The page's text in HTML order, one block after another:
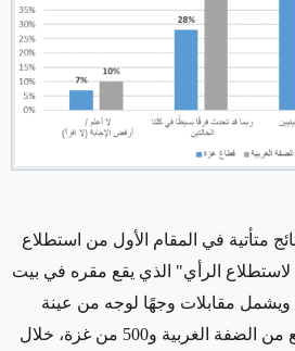
متأتية في المقام الأول من استطلاع
لاستطلاع الرأي" الذي يقع مقره في بيت
ويشمل مقابلات وجهًا لوجه من عينة
تمثيلية ضمّت 500 مستطلع من الضفة الغربية و500 من غزة، خلال